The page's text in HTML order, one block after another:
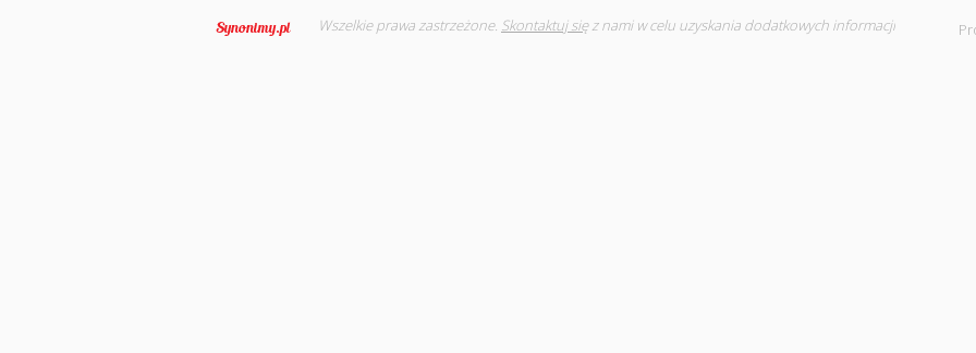
Wszelkie prawa zastrzeżone. Skontaktuj sięz nami w celu uzyskania dodatkowych informacji